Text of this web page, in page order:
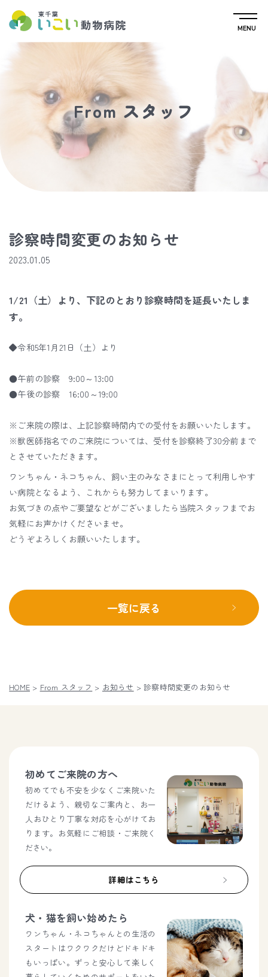
MENU
From スタッフ
診察時間変更のお知らせ
2023.01.05
1/21（土）より、下記のとおり診察時間を延長いたしま
す。
◆令和5年1月21日（土）より
●午前の診察 9:00～13:00
●午後の診察 16:00～19:00
※ご来院の際は、上記診察時間内での受付をお願いいたします。
※獣医師指名でのご来院については、受付を診察終了30分前まで
とさせていただきます。
ワンちゃん・ネコちゃん、飼い主のみなさまにとって利用しやす
い病院となるよう、これからも努力してまいります。
お気づきの点やご要望などがございましたら当院スタッフまでお
気軽にお声かけくださいませ。
どうぞよろしくお願いいたします。
一覧に戻る
HOME > From スタッフ > お知らせ >診察時間変更のお知らせ
初めてご来院の方へ
初めてでも不安を少なくご来院いた
だけるよう、親切なご案内と、お一
人おひとり丁寧な対応を心がけてお
ります。お気軽にご相談・ご来院く
ださい。
詳細はこちら
犬・猫を飼い始めたら
ワンちゃん・ネコちゃんとの生活の
スタートはワクワクだけどドキドキ
もいっぱい。ずっと安心して楽しく